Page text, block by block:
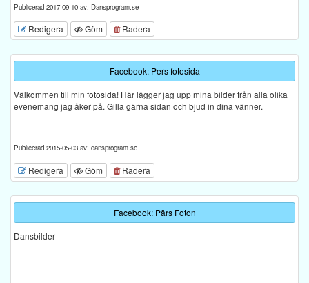
Publicerad 2017-09-10 av: Dansprogram.se
Redigera Göm Radera
Facebook: Pers fotosida
Välkommen till min fotosida! Här lägger jag upp mina bilder från alla olika
evenemang jag åker på. Gilla gärna sidan och bjud in dina vänner.
Publicerad 2015-05-03 av: dansprogram.se
Redigera Göm Radera
Facebook: Pärs Foton
Dansbilder